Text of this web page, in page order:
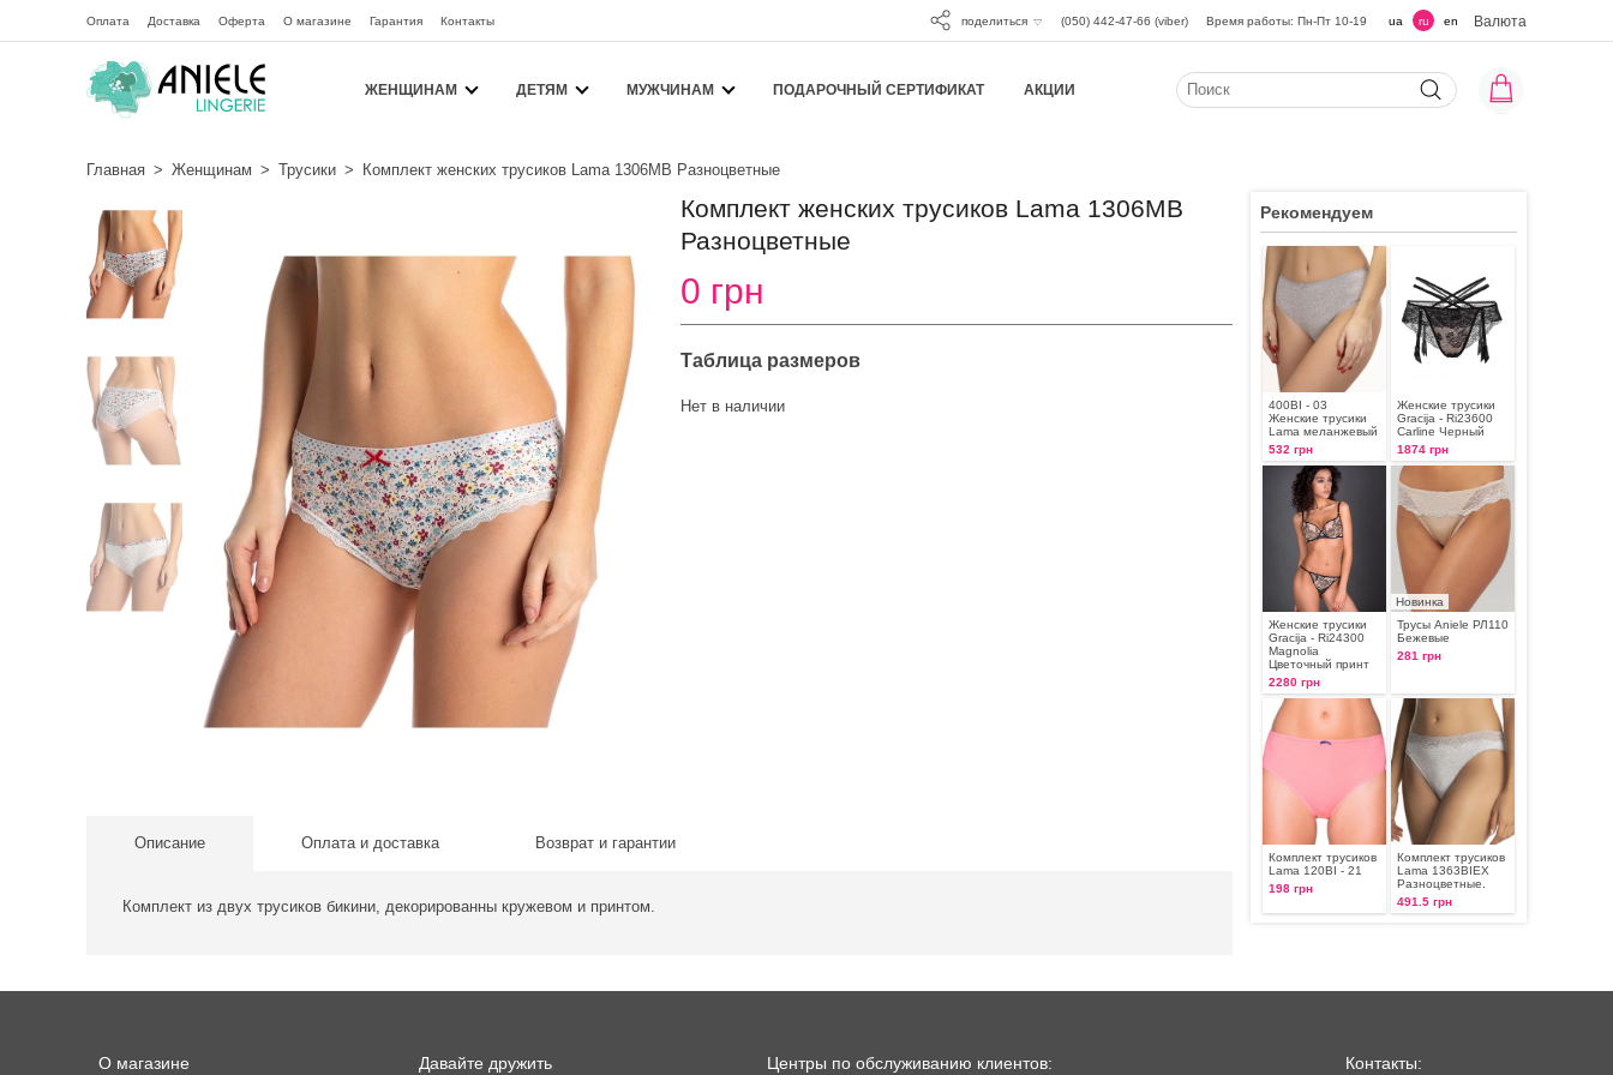
Оплата Доставка Оферта О магазине Гарантия Контакты поделиться (050) 442-47-66 (viber) Время работы: Пн-Пт 10-19 ua ru en Валюта
ЖЕНЩИНАМ ДЕТЯМ МУЖЧИНАМ ПОДАРОЧНЫЙ СЕРТИФИКАТ АКЦИИ
Главная > Женщинам > Трусики > Комплект женских трусиков Lama 1306MB Разноцветные
Комплект женских трусиков Lama 1306MB
Разноцветные
0 грн
Таблица размеров
Нет в наличии
Описание Оплата и доставка Возврат и гарантии
Комплект из двух трусиков бикини, декорированны кружевом и принтом.
Рекомендуем
400BI - 03
Женские трусики
Lama меланжевый
532 грн
Женские трусики
Gracija - Ri23600
Carline Черный
1874 грн
Женские трусики
Gracija - Ri24300
Magnolia
Цветочный принт
2280 грн
Новинка
Трусы Aniele РЛ110
Бежевые
281 грн
Комплект трусиков
Lama 120BI - 21
198 грн
Комплект трусиков
Lama 1363BIEX
Разноцветные.
491.5 грн
О магазине Давайте дружить Центры по обслуживанию клиентов: Контакты: